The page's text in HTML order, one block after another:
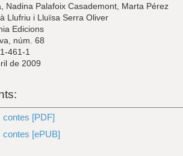
Nadina Palafoix Casademont, Marta Pérez
Llufriu i Lluïsa Serra Oliver
Edicions
núm. 68
461-1
de 2009
contes [PDF]
contes [ePUB]